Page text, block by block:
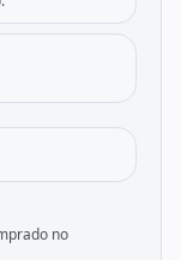
no